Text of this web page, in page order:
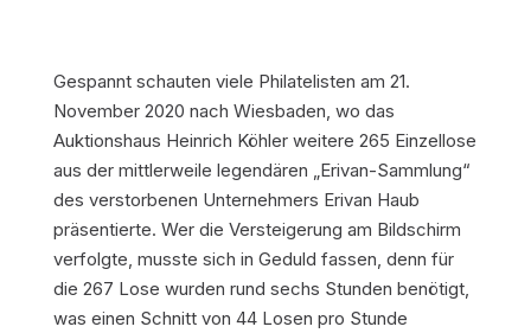
Gespannt schauten viele Philatelisten am 21.
November 2020 nach Wiesbaden, wo das
Auktionshaus Heinrich Köhler weitere 265 Einzellose
aus der mittlerweile legendären „Erivan-Sammlung“
des verstorbenen Unternehmers Erivan Haub
präsentierte. Wer die Versteigerung am Bildschirm
verfolgte, musste sich in Geduld fassen, denn für
die 267 Lose wurden rund sechs Stunden benötigt,
was einen Schnitt von 44 Losen pro Stunde